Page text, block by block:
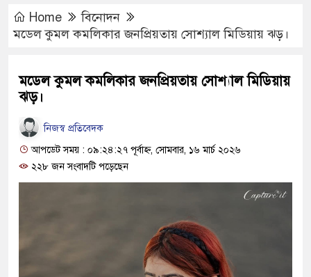
Home
বিনোদন
মডেল কুমল কমলিকার জনপ্রিয়তায় সোশ্যাল মিডিয়ায় ঝড়।
মডেল কুমল কমলিকার জনপ্রিয়তায় সোশ্যাল মিডিয়ায়
ঝড়।
নিজস্ব প্রতিবেদক
আপডেট সময় : ০৯:২৪:২৭ পূর্বাহ্ন, সোমবার, ১৬ মার্চ ২০২৬
২২৮ জন সংবাদটি পড়েছেন